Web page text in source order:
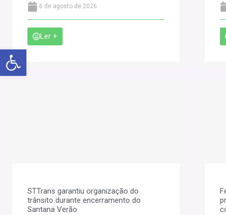
Abrir a barra de ferramentas
6 de agosto de 2026
Ler +
STTrans garantiu organização do
trânsito durante encerramento do
Santana Verão